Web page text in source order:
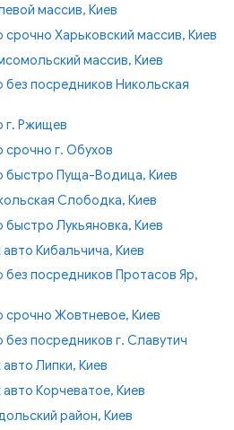
массив, Киев
срочно Харьковский массив, Киев
массив, Киев
без посредников Никольская
г. Ржищев
срочно г. Обухов
быстро Пуща-Водица, Киев
Слободка, Киев
быстро Лукьяновка, Киев
Кибальчича, Киев
без посредников Протасов Яр,
срочно Жовтневое, Киев
без посредников г. Славутич
Липки, Киев
Корчеватое, Киев
район, Киев